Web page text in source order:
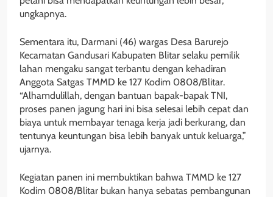
ungkapnya.
Sementara itu, Darmani (46) wargas Desa Barurejo
Kecamatan Gandusari Kabupaten Blitar selaku pemilik
lahan mengaku sangat terbantu dengan kehadiran
Anggota Satgas TMMD ke 127 Kodim 0808/Blitar.
“Alhamdulillah, dengan bantuan bapak-bapak TNI,
proses panen jagung hari ini bisa selesai lebih cepat dan
biaya untuk membayar tenaga kerja jadi berkurang, dan
tentunya keuntungan bisa lebih banyak untuk keluarga,”
ujarnya.
Kegiatan panen ini membuktikan bahwa TMMD ke 127
Kodim 0808/Blitar bukan hanya sebatas pembangunan